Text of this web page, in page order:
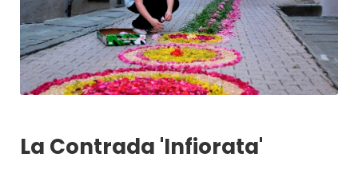
La Contrada 'Infiorata'